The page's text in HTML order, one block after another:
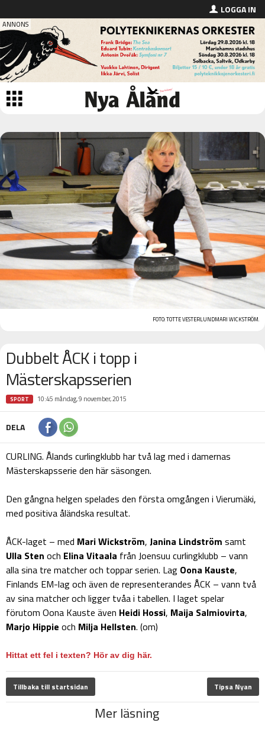
LOGGA IN
FOTO:TOTTE VESTERLUNDMARI WICKSTRÖM.
Dubbelt ÅCK i topp i
Mästerskapsserien
SPORT 10:45 måndag, 9 november, 2015
DELA
CURLING. Ålands curlingklubb har två lag med i damernas
Mästerskapsserie den här säsongen.
Den gångna helgen spelades den första omgången i Vierumäki,
med positiva åländska resultat.
ÅCK-laget – med Mari Wickström, Janina Lindström samt
Ulla Sten och Elina Vitaala från Joensuu curlingklubb – vann
alla sina tre matcher och toppar serien. Lag Oona Kauste,
Finlands EM-lag och även de representerandes ÅCK – vann två
av sina matcher och ligger tvåa i tabellen. I laget spelar
förutom Oona Kauste även Heidi Hossi, Maija Salmiovirta,
Marjo Hippie och Milja Hellsten. (om)
Hittat ett fel i texten? Hör av dig här.
Tillbaka till startsidan Tipsa Nyan
Mer läsning